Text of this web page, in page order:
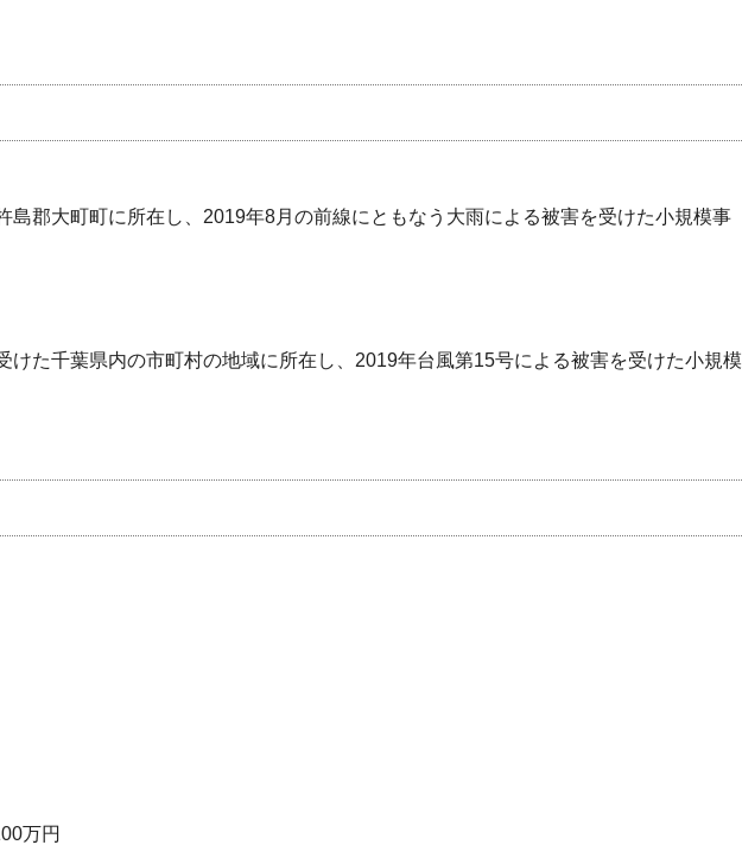
島郡大町町に所在し、2019年8月の前線にともなう大雨による被害を受けた小規模事
けた千葉県内の市町村の地域に所在し、2019年台風第15号による被害を受けた小規模
万円